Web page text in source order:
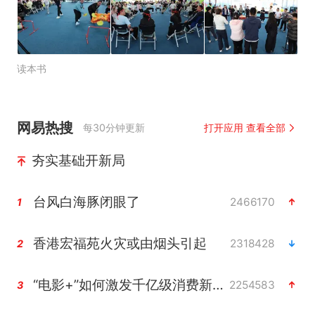
读本书
网易热搜 每30分钟更新 打开应用 查看全部
夯实基础开新局
1 台风白海豚闭眼了 2466170
2 香港宏福苑火灾或由烟头引起 2318428
3 “电影+”如何激发千亿级消费新活力？ 2254583